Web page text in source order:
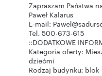
Zapraszam Państwa
Paweł Kalarus
E-mail:
Tel. 500-673-615
::DODATKOWE
Kategoria oferty:
dziećmi
Rodzaj budynku: blok